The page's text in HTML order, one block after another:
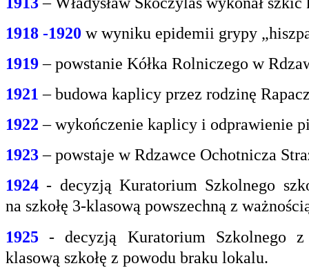
1918 -1920 w wyniku epidemii grypy
1919– powstanie Kółka Rolniczego w
1921 – budowa kaplicy przez rodzinę
1922 – wykończenie kaplicy i odprawienie
1923– powstaje w Rdzawce Ochotnicza
1924 - decyzją Kuratorium Szkolnego
na szkołę 3-klasową powszechną z
1925 - decyzją Kuratorium Szkolnego
klasową szkołę z powodu braku lokalu.